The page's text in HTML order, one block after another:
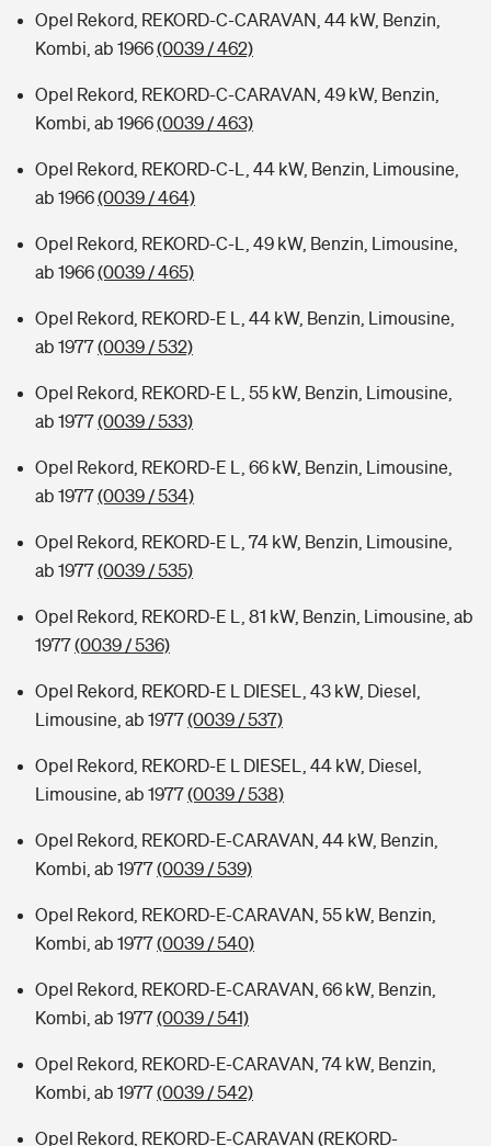
Opel Rekord, REKORD-C-CARAVAN, 44 kW, Benzin,
Kombi, ab 1966(0039 / 462)
Opel Rekord, REKORD-C-CARAVAN, 49 kW, Benzin,
Kombi, ab 1966(0039 / 463)
Opel Rekord, REKORD-C-L, 44 kW, Benzin, Limousine,
ab 1966(0039 / 464)
Opel Rekord, REKORD-C-L, 49 kW, Benzin, Limousine,
ab 1966(0039 / 465)
Opel Rekord, REKORD-E L, 44 kW, Benzin, Limousine,
ab 1977(0039 / 532)
Opel Rekord, REKORD-E L, 55 kW, Benzin, Limousine,
ab 1977(0039 / 533)
Opel Rekord, REKORD-E L, 66 kW, Benzin, Limousine,
ab 1977(0039 / 534)
Opel Rekord, REKORD-E L, 74 kW, Benzin, Limousine,
ab 1977(0039 / 535)
Opel Rekord, REKORD-E L, 81 kW, Benzin, Limousine, ab
1977(0039 / 536)
Opel Rekord, REKORD-E L DIESEL, 43 kW, Diesel,
Limousine, ab 1977(0039 / 537)
Opel Rekord, REKORD-E L DIESEL, 44 kW, Diesel,
Limousine, ab 1977(0039 / 538)
Opel Rekord, REKORD-E-CARAVAN, 44 kW, Benzin,
Kombi, ab 1977(0039 / 539)
Opel Rekord, REKORD-E-CARAVAN, 55 kW, Benzin,
Kombi, ab 1977(0039 / 540)
Opel Rekord, REKORD-E-CARAVAN, 66 kW, Benzin,
Kombi, ab 1977(0039 / 541)
Opel Rekord, REKORD-E-CARAVAN, 74 kW, Benzin,
Kombi, ab 1977(0039 / 542)
Opel Rekord, REKORD-E-CARAVAN (REKORD-